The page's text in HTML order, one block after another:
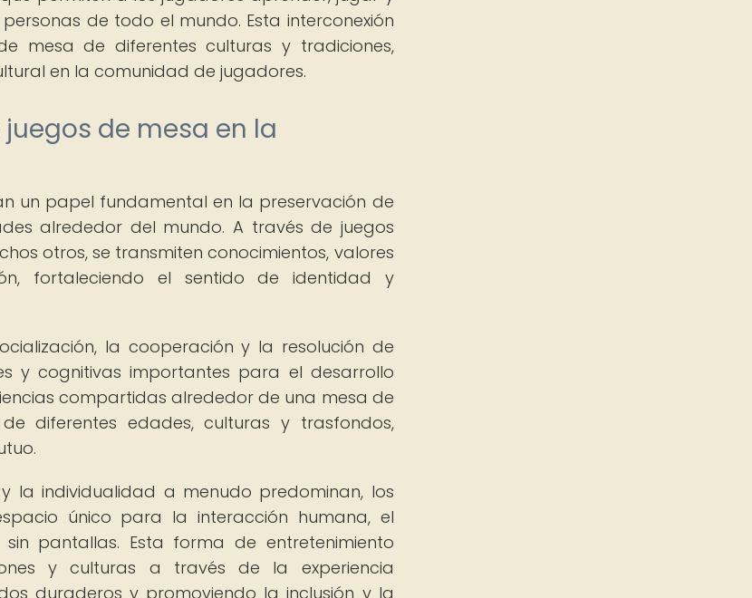
de todo el mundo. Esta interconexión
mesa de diferentes culturas y tradiciones,
en la comunidad de jugadores.
de mesa en la
un papel fundamental en la preservación de
alrededor del mundo. A través de juegos
otros, se transmiten conocimientos, valores
fortaleciendo el sentido de identidad y
la cooperación y la resolución de
y cognitivas importantes para el desarrollo
compartidas alrededor de una mesa de
diferentes edades, culturas y trasfondos,
la individualidad a menudo predominan, los
único para la interacción humana, el
pantallas. Esta forma de entretenimiento
y culturas a través de la experiencia
duraderos y promoviendo la inclusión y la